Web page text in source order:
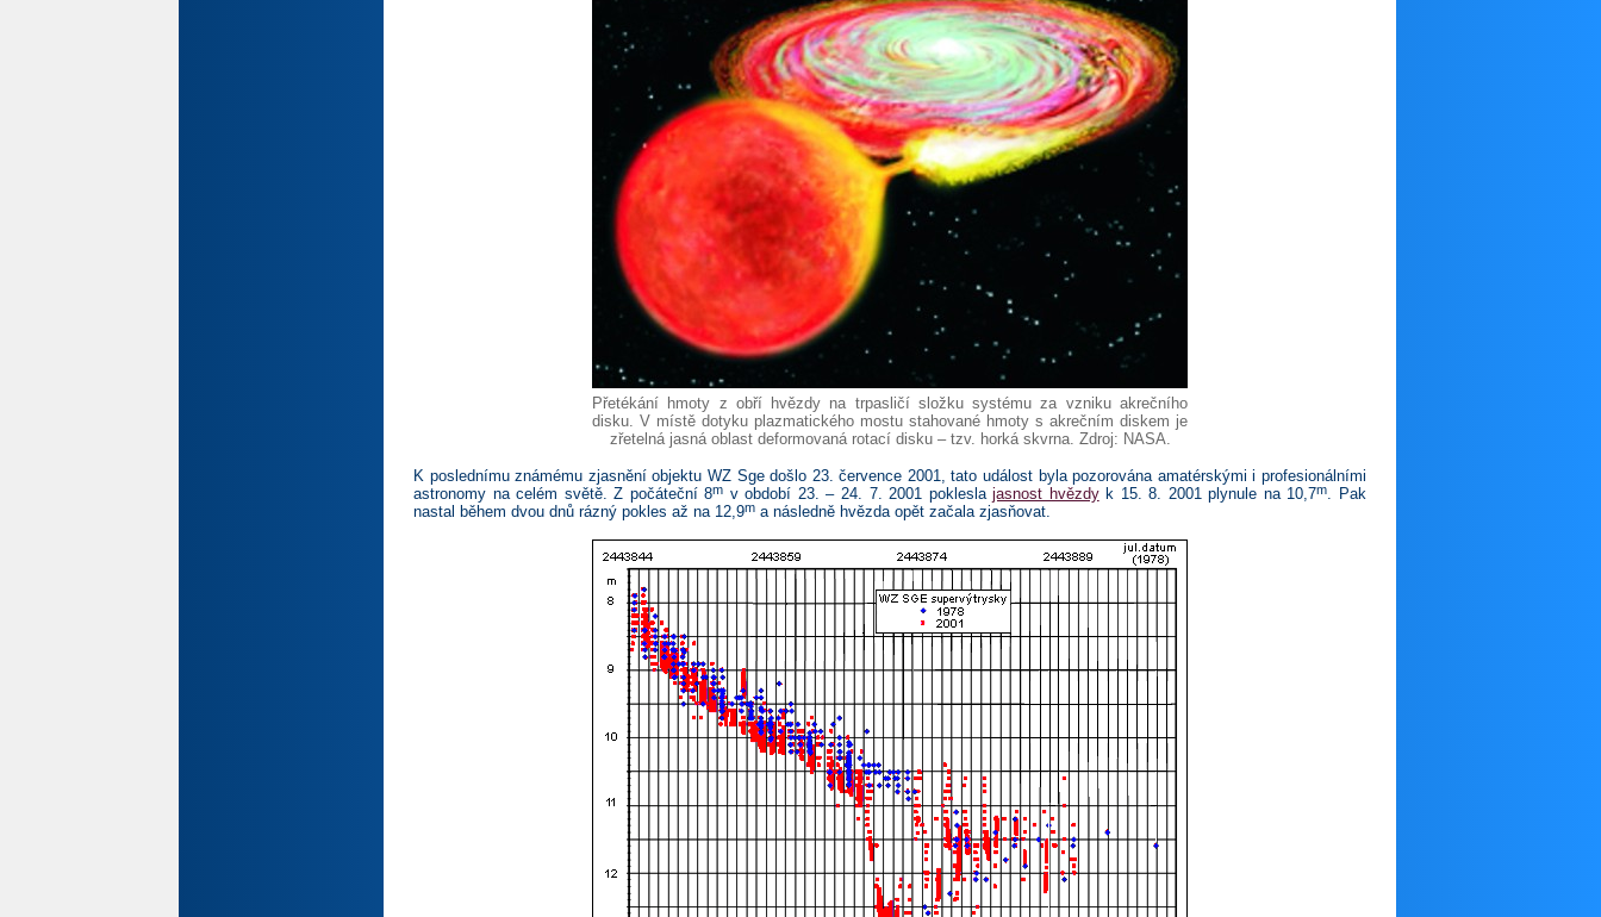
Přetékání hmoty z obří hvězdy na trpasličí složku systému za vzniku akrečního
disku. V místě dotyku plazmatického mostu stahované hmoty s akrečním diskem je
zřetelná jasná oblast deformovaná rotací disku – tzv. horká skvrna. Zdroj: NASA.
K poslednímu známému zjasnění objektu WZ Sge došlo 23. července 2001, tato událost byla pozorována amatérskými i profesionálními
astronomy na celém světě. Z počáteční 8m v období 23. – 24. 7. 2001 pokleslajasnost hvězdyk 15. 8. 2001 plynule na 10,7m. Pak
nastal během dvou dnů rázný pokles až na 12,9m a následně hvězda opět začala zjasňovat.